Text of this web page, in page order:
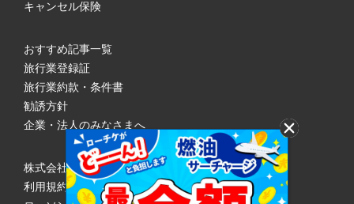
キャンセル保険
おすすめ記事一覧
旅行業登録証
旅行業約款・条件書
勧誘方針
企業・法人のみなさまへ
株式会社ローソンエンタテインメント
利用規約